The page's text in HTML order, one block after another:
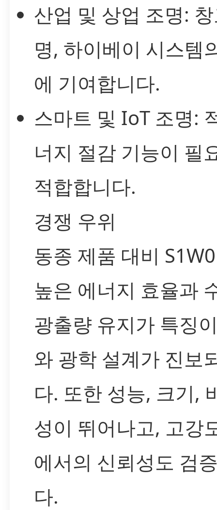
산업 및 상업 조명:
명, 하이베이 시스템
에 기여합니다.
스마트 및 IoT 조명:
너지 절감 기능이 필
적합합니다.
경쟁 우위
동종 제품 대비
높은 에너지 효율과
광출량 유지가 특징
와 광학 설계가 진보
다. 또한 성능, 크기,
성이 뛰어나고, 고강
에서의 신뢰성도 검
다.